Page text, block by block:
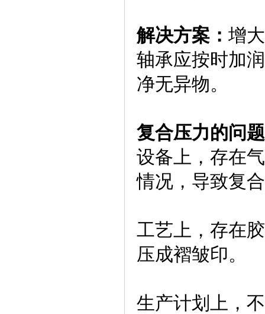
解决方案： 增
轴承应按时加
净无异物。
复合压力的问题
设备上，存在
情况，导致复
工艺上，存在
压成褶皱印。
生产计划上，